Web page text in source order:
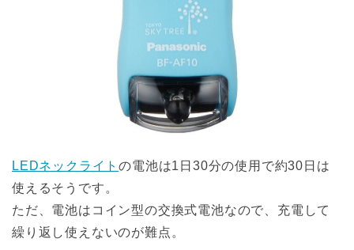
LEDネックライトの電池は1日30分の使用で約30日は
使えるそうです。
ただ、電池はコイン型の交換式電池なので、充電して
繰り返し使えないのが難点。